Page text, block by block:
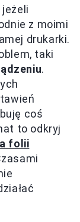
z moimi
drukarki.
taki
.
coś
to odkryj
folii